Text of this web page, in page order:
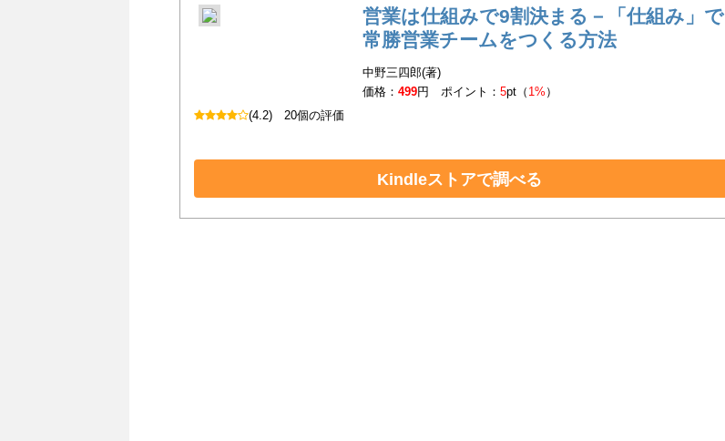
営業は仕組みで9割決まる－「仕組み」で
常勝営業チームをつくる方法
中野三四郎(著)
価格：499円 ポイント：5pt（ 1% ）
(4.2) 20個の評価
Kindleストアで調べる